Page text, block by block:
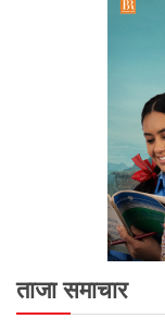
ताजा समाचार